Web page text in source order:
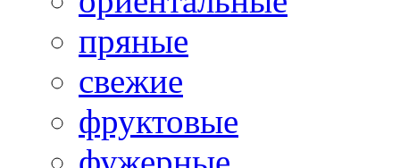
пряные
свежие
фруктовые